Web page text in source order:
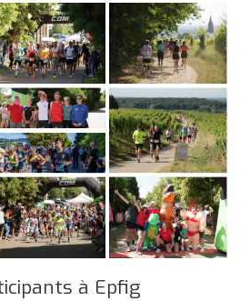
à Epfig